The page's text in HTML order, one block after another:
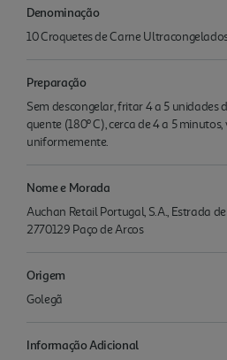
Denominação
10 Croquetes de Carne
Preparação
Sem descongelar, fritar 4 a 5 unidades
quente (180º C), cerca de 4 a 5
uniformemente.
Nome e Morada
Auchan Retail Portugal, S.A., Estrada
2770129 Paço de Arcos
Origem
Golegã
Informação Adicional